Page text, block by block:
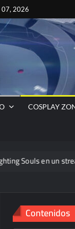
07, 2026
COSPLAY
en un streaming
Contenidos